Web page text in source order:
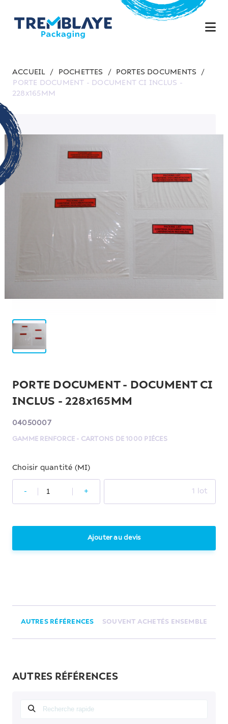
ACCUEIL / POCHETTES / PORTES DOCUMENTS
/
PORTE DOCUMENT - DOCUMENT CI INCLUS -
228x165MM
PORTE DOCUMENT - DOCUMENT CI
INCLUS - 228x165MM
04050007
GAMME RENFORCE - CARTONS DE 1000 PIÉCES
Choisir quantité (MI)
- + 1 lot
Ajouter au devis
AUTRES RÉFÉRENCES SOUVENT ACHETÉS ENSEMBLE
AUTRES RÉFÉRENCES